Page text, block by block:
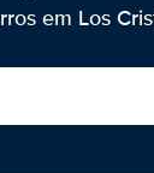
em Los